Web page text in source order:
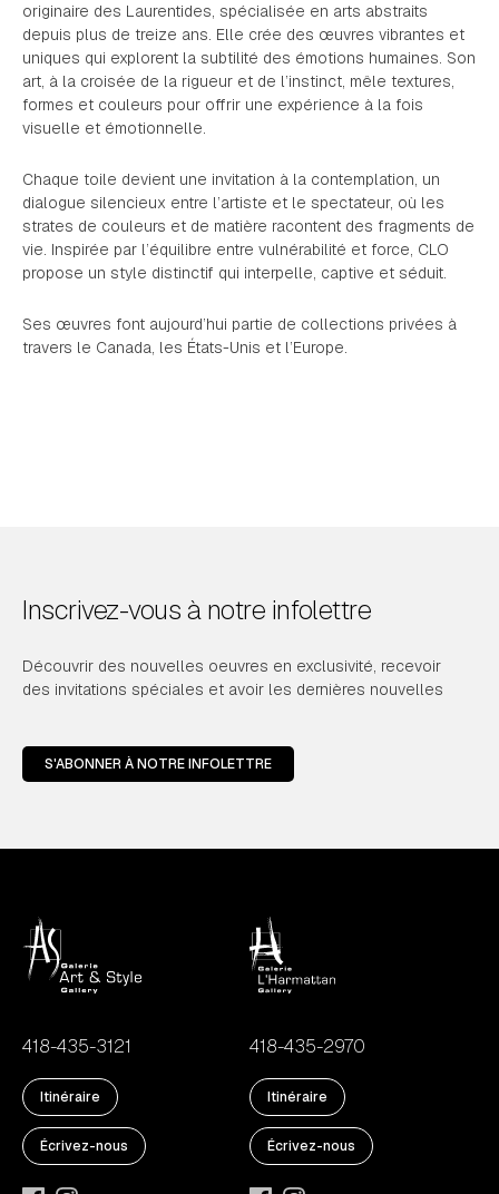
originaire des Laurentides, spécialisée en arts abstraits
depuis plus de treize ans. Elle crée des œuvres vibrantes et
uniques qui explorent la subtilité des émotions humaines. Son
art, à la croisée de la rigueur et de l’instinct, mêle textures,
formes et couleurs pour offrir une expérience à la fois
visuelle et émotionnelle.
Chaque toile devient une invitation à la contemplation, un
dialogue silencieux entre l’artiste et le spectateur, où les
strates de couleurs et de matière racontent des fragments de
vie. Inspirée par l’équilibre entre vulnérabilité et force, CLO
propose un style distinctif qui interpelle, captive et séduit.
Ses œuvres font aujourd’hui partie de collections privées à
travers le Canada, les États-Unis et l’Europe.
Inscrivez-vous à notre infolettre
Découvrir des nouvelles oeuvres en exclusivité, recevoir
des invitations spéciales et avoir les dernières nouvelles
S'ABONNER À NOTRE INFOLETTRE
418-435-3121
Itinéraire
Écrivez-nous
418-435-2970
Itinéraire
Écrivez-nous